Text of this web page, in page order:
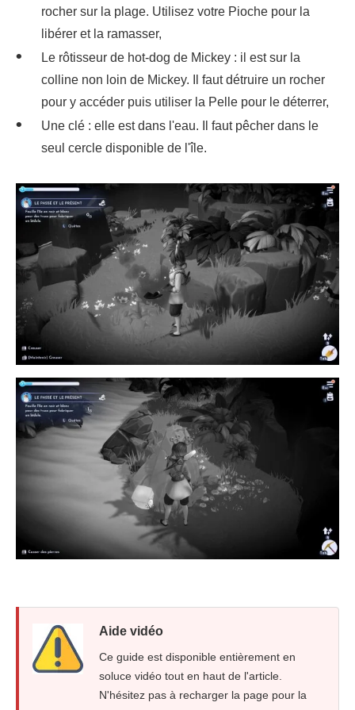
rocher sur la plage. Utilisez votre Pioche pour la
libérer et la ramasser,
Le rôtisseur de hot-dog de Mickey : il est sur la
colline non loin de Mickey. Il faut détruire un rocher
pour y accéder puis utiliser la Pelle pour le déterrer,
Une clé : elle est dans l'eau. Il faut pêcher dans le
seul cercle disponible de l'île.
Aide vidéo
Ce guide est disponible entièrement en
soluce vidéo tout en haut de l'article.
N'hésitez pas à recharger la page pour la